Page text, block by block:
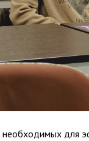
необходимых для